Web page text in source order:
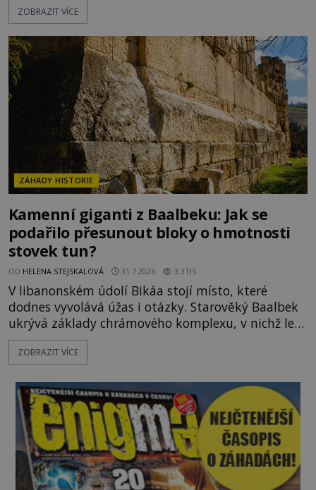
1513 kreslí mapu světa, která překvapuje
ní vidí důkaz ztracené civilizace nebo dokonce
znalost Antarktidy dávno před jejím objevením.
Jiní tvrdí,
ZOBRAZIT VÍCE
ZÁHADY HISTORIE
Kamenní giganti z Baalbeku: Jak se
podařilo přesunout bloky o hmotnosti
stovek tun?
OD HELENA STEJSKALOVÁ 31.7.2026 3.3TIS
V libanonském údolí Bikáa stojí místo, které
dodnes vyvolává úžas i otázky. Starověký Baalbek
ukrývá základy chrámového komplexu, v nichž leží
kameny tak obrovské, že se zdá téměř nemožné je
přesunout. Některé bloky váží kolem tisíce tun,
kolosů dokonce odhadem až 1650 tun. Jak lidé bez
moderních strojů dokázali takové giganty vytesat,
dopravit a přesně u
ZOBRAZIT VÍCE